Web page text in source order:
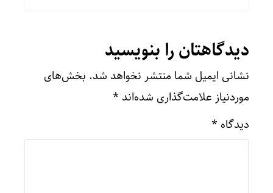
دیدگاهتان را بنویسید
نشانی ایمیل شما منتشر نخواهد شد. بخش‌های
موردنیاز علامت‌گذاری شده‌اند *
دیدگاه *